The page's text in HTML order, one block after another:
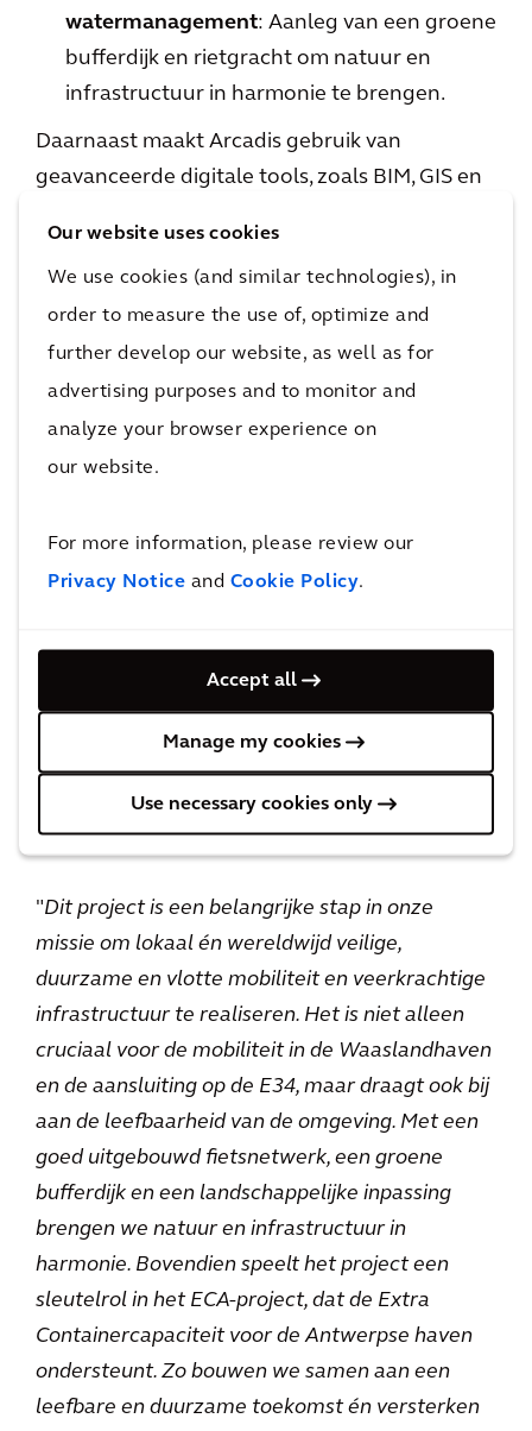
Our website uses cookies
We use cookies (and similar technologies), in
order to measure the use of, optimize and
further develop our website, as well as for
advertising purposes and to monitor and
analyze your browser experience on
our website.
For more information, please review our
Privacy Notice and Cookie Policy.
Accept all
Manage my cookies
Use necessary cookies only
watermanagement: Aanleg van een groene
bufferdijk en rietgracht om natuur en
infrastructuur in harmonie te brengen.
Daarnaast maakt Arcadis gebruik van
geavanceerde digitale tools, zoals BIM, GIS en
verhogen.
Het Departement Mobiliteit en Openbare
Werken koos voor Arcadis vanwege haar
uitgebreide ervaring met complexe
mobiliteitsprojecten, zowel nationaal als
perfect aan bij de doelstellingen van het
OMGEVING voor het landschapsontwerp en
door Createlli voor het
omgevingsmanagement.
Lieve Neirynck, BA Director Mobility Belgium
bij Arcadis, licht toe:
"Dit project is een belangrijke stap in onze
missie om lokaal én wereldwijd veilige,
duurzame en vlotte mobiliteit en veerkrachtige
infrastructuur te realiseren. Het is niet alleen
cruciaal voor de mobiliteit in de Waaslandhaven
en de aansluiting op de E34, maar draagt ook bij
aan de leefbaarheid van de omgeving. Met een
goed uitgebouwd fietsnetwerk, een groene
bufferdijk en een landschappelijke inpassing
brengen we natuur en infrastructuur in
harmonie. Bovendien speelt het project een
sleutelrol in het ECA-project, dat de Extra
Containercapaciteit voor de Antwerpse haven
ondersteunt. Zo bouwen we samen aan een
leefbare en duurzame toekomst én versterken